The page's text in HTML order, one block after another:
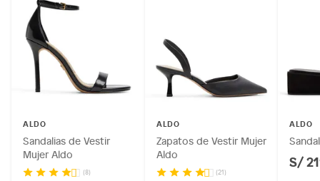
ALDO
Sandalias de Vestir
Mujer Aldo
(8)
ALDO
Zapatos de Vestir Mujer
Aldo
(21)
ALDO
S/